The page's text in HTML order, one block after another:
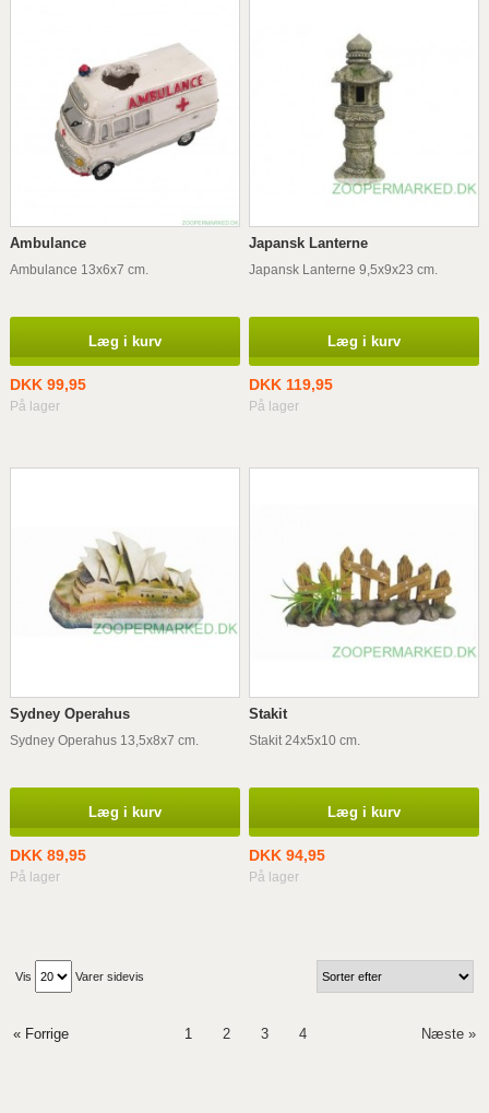
Ambulance
Ambulance 13x6x7 cm.
Læg i kurv
DKK 99,95
På lager
Japansk Lanterne
Japansk Lanterne 9,5x9x23 cm.
Læg i kurv
DKK 119,95
På lager
Sydney Operahus
Sydney Operahus 13,5x8x7 cm.
Læg i kurv
DKK 89,95
På lager
Stakit
Stakit 24x5x10 cm.
Læg i kurv
DKK 94,95
På lager
Vis Varer sidevis
« Forrige 1 2 3 4 Næste »